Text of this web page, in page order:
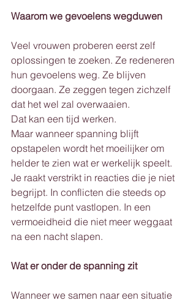
Waarom we gevoelens wegduwen
Veel vrouwen proberen eerst zelf
oplossingen te zoeken. Ze redeneren
hun gevoelens weg. Ze blijven
doorgaan. Ze zeggen tegen zichzelf
dat het wel zal overwaaien.
Dat kan een tijd werken.
Maar wanneer spanning blijft
opstapelen wordt het moeilijker om
helder te zien wat er werkelijk speelt.
Je raakt verstrikt in reacties die je niet
begrijpt. In conflicten die steeds op
hetzelfde punt vastlopen. In een
vermoeidheid die niet meer weggaat
na een nacht slapen.
Wat er onder de spanning zit
Wanneer we samen naar een situatie